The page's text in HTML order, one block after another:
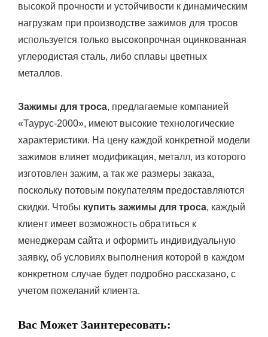
высокой прочности и устойчивости к динамическим
нагрузкам при производстве зажимов для тросов
используется только высокопрочная оцинкованная
углеродистая сталь, либо сплавы цветных
металлов.
Зажимы для троса, предлагаемые компанией
«Таурус-2000», имеют высокие технологические
характеристики. На цену каждой конкретной модели
зажимов влияет модификация, металл, из которого
изготовлен зажим, а так же размеры заказа,
поскольку потовым покупателям предоставляются
скидки. Чтобы купить зажимы для троса, каждый
клиент имеет возможность обратиться к
менеджерам сайта и оформить индивидуальную
заявку, об условиях выполнения которой в каждом
конкретном случае будет подробно рассказано, с
учетом пожеланий клиента.
Вас Может Заинтересовать: